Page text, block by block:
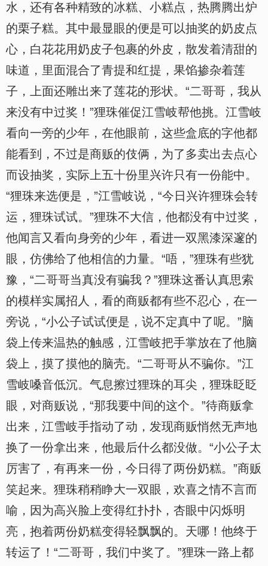
水，还有各种精致的冰糕、小糕点，热腾腾出炉
的栗子糕。其中最显眼的便是可以抽奖的奶皮点
心，白花花用奶皮子包裹的外皮，散发着清甜的
味道，里面混合了青提和红提，果馅掺杂着莲
子，上面还雕出来了莲花的形状。“二哥哥，我从
来没有中过奖！”狸珠催促江雪岐帮他挑。江雪岐
看向一旁的少年，在他眼前，这些盒底的字他都
能看到，不过是商贩的伎俩，为了多卖出去点心
而设抽奖，实际上五十份里兴许只有一份能中。
“狸珠来选便是，”江雪岐说，“今日兴许狸珠会转
运，狸珠试试。”狸珠不大信，他都没有中过奖，
他闻言又看向身旁的少年，看进一双黑漆深邃的
眼，仿佛给了他相信的力量。“唔，”狸珠有些犹
豫，“二哥哥当真没有骗我？”狸珠这番认真思索
的模样实属招人，看的商贩都有些不忍心，在一
旁说，“小公子试试便是，说不定真中了呢。”脑
袋上传来温热的触感，江雪岐把手掌放在了他脑
袋上，摸了摸他的脑壳。“二哥哥从不骗你。”江
雪岐嗓音低沉。气息擦过狸珠的耳尖，狸珠眨眨
眼，对商贩说，“那我要中间的这个。”待商贩拿
出来，江雪岐手指动了动，发现商贩悄然无声地
换了一份拿出来，他最后什么都没做。“小公子太
厉害了，有再来一份，今日得了两份奶糕。”商贩
笑起来。狸珠稍稍睁大一双眼，欢喜之情不言而
喻，因为高兴脸上变得红扑扑，杏眼中闪烁明
亮，抱着两份奶糕变得轻飘飘的。天哪！他终于
转运了！“二哥哥，我们中奖了。”狸珠一路上都